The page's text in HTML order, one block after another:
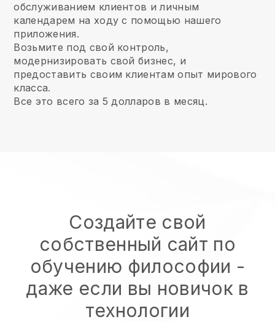
обслуживанием клиентов и личным
календарем на ходу с помощью нашего
приложения.
Возьмите под свой контроль,
модернизировать свой бизнес, и
предоставить своим клиентам опыт мирового
класса.
Все это всего за 5 долларов в месяц.
Создайте свой
собственный сайт по
обучению философии -
даже если вы новичок в
технологии